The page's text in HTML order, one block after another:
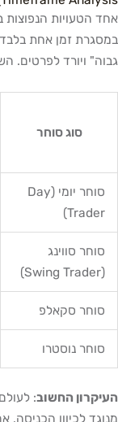
אחד הטעויות הנפוצות
במסגרת זמן אחת
גבוה" ויורד לפרטים.
סוג סוחר
סוחר יומי (Day
Trader)
סוחר סווינג
(Swing Trader)
סוחר סקאלפ
סוחר נוסטרו
העיקרון החשוב:
מנוגד לכיוון